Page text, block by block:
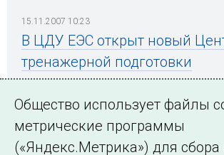
15.11.2007 10:23
В ЦДУ ЕЭС открыт новый
тренажерной подготовки
диспетчерского персонала
← Все публикации
Общество использует файлы
метрические программы
(«Яндекс.Метрика») для сбора